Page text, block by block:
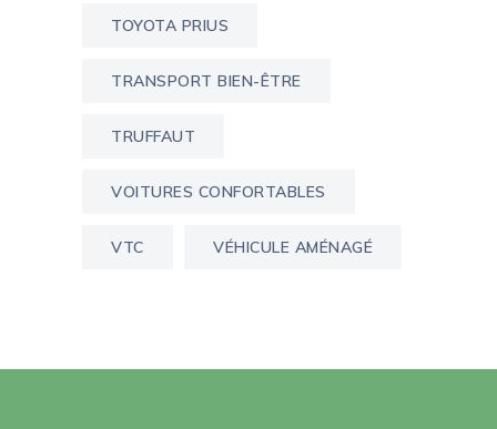
TOYOTA PRIUS
TRANSPORT BIEN-ÊTRE
TRUFFAUT
VOITURES CONFORTABLES
VTC VÉHICULE AMÉNAGÉ